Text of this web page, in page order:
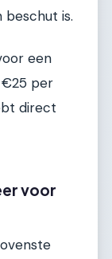
is.
een
per
direct
voor